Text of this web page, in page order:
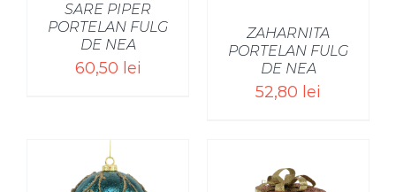
SARE PIPER
PORTELAN FULG
DE NEA
60,50 lei
ZAHARNITA
PORTELAN FULG
DE NEA
52,80 lei